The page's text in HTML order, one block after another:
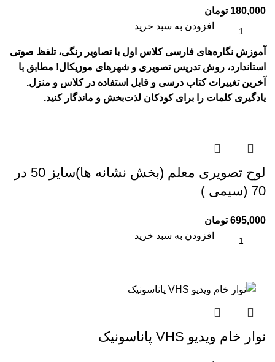
180,000 تومان
افزودن به سبد خرید
آموزش نگاره‌های فارسی کلاس اول با تصاویر رنگی، تلفظ صوتی
استاندارد، روش تدریس تصویری و شهرهای موزیکال! مطابق با
آخرین تغییرات کتاب درسی و قابل استفاده در کلاس و منزل.
یادگیری کلمات را برای کودکان لذت‌بخش و ماندگار کنید.
لوح تصويری معلم (بخش نشانه ها)سایز 50 در
70 (سیمی )
695,000 تومان
افزودن به سبد خرید
نوار خام ویدیو VHS پاناسونیک